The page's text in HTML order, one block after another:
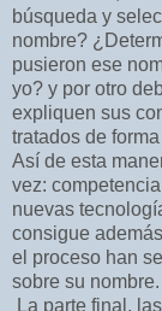
búsqueda y
nombre?
pusieron ese
yo? y por otro
expliquen sus
tratados de
Así de esta
vez:
nuevas
consigue
el proceso han
sobre su nombre.
La parte final,